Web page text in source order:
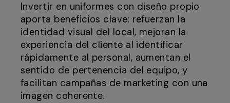
Invertir en uniformes con diseño propio
aporta beneficios clave: refuerzan la
identidad visual del local, mejoran la
experiencia del cliente al identificar
rápidamente al personal, aumentan el
sentido de pertenencia del equipo, y
facilitan campañas de marketing con una
imagen coherente.